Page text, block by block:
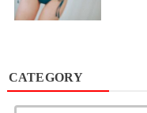
CATEGORY